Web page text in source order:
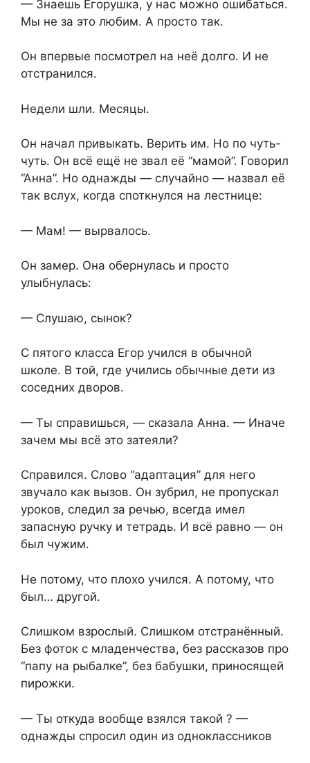
— Знаешь Егорушка, у нас можно ошибаться.
Мы не за это любим. А просто так.
Он впервые посмотрел на неё долго. И не
отстранился.
Недели шли. Месяцы.
Он начал привыкать. Верить им. Но по чуть-
чуть. Он всё ещё не звал её “мамой”. Говорил
“Анна”. Но однажды — случайно — назвал её
так вслух, когда споткнулся на лестнице:
— Мам! — вырвалось.
Он замер. Она обернулась и просто
улыбнулась:
— Слушаю, сынок?
С пятого класса Егор учился в обычной
школе. В той, где учились обычные дети из
соседних дворов.
— Ты справишься, — сказала Анна. — Иначе
зачем мы всё это затеяли?
Справился. Слово “адаптация” для него
звучало как вызов. Он зубрил, не пропускал
уроков, следил за речью, всегда имел
запасную ручку и тетрадь. И всё равно — он
был чужим.
Не потому, что плохо учился. А потому, что
был… другой.
Слишком взрослый. Слишком отстранённый.
Без фоток с младенчества, без рассказов про
“папу на рыбалке”, без бабушки, приносящей
пирожки.
— Ты откуда вообще взялся такой ? —
однажды спросил один из одноклассников